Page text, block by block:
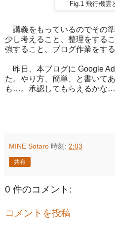
Fig.1 飛行機雲
講義をもっているのでその
少し考えること、整理をする
強すること、ブログ作業をす
昨日、本ブログに Google
た。やり方、簡単、と書いて
も…。承認してもらえるかな…
MINE Sotaro 時刻: 2:03
共有
0 件のコメント:
コメントを投稿